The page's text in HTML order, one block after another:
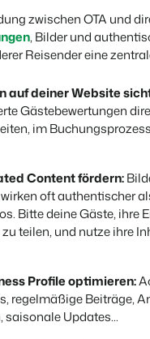
zwischen OTA und
, Bilder und
Reisender eine
auf deiner Website
Gästebewertungen
im
Content fördern:
oft authentischer
Bitte deine Gäste, ihre
teilen, und nutze ihre
Profile optimieren:
regelmäßige Beiträge,
saisonale Updates...